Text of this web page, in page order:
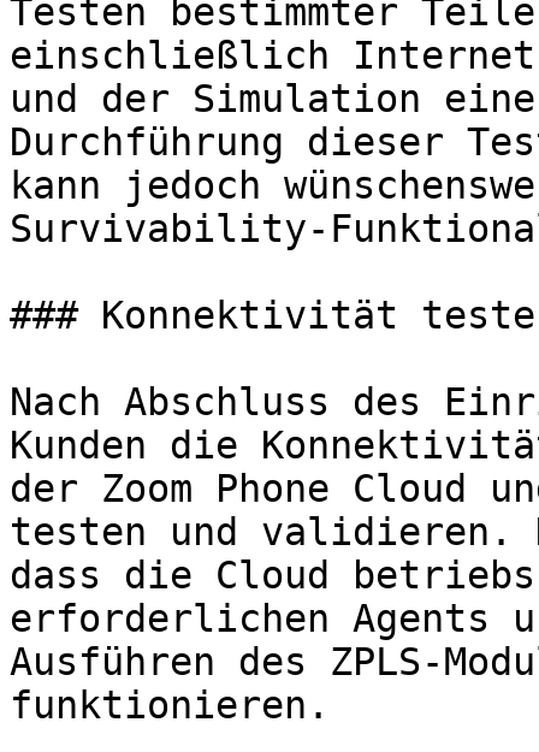
Testen bestimmter Teile
einschließlich
und der Simulation
Durchführung dieser
kann jedoch
Survivability-
### Konnektivität
Nach Abschluss des
Kunden die
der Zoom Phone Cloud
testen und validieren.
dass die Cloud
erforderlichen Agents
Ausführen des ZPLS-
funktionieren.